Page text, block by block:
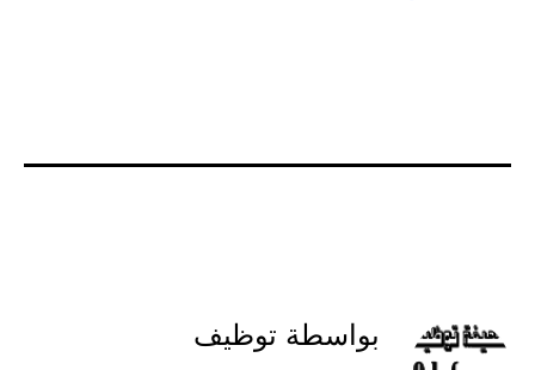
بواسطة توظيف